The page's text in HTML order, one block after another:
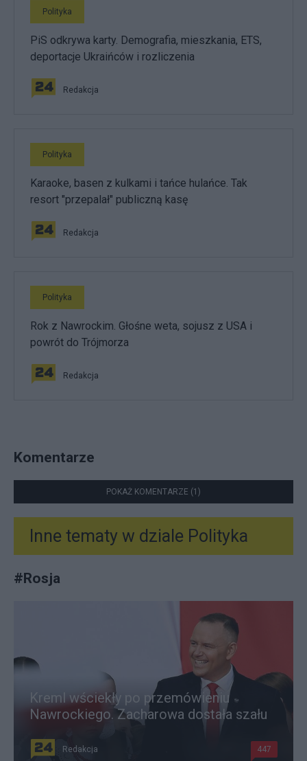
Polityka
PiS odkrywa karty. Demografia, mieszkania, ETS,
deportacje Ukraińców i rozliczenia
Redakcja
Polityka
Karaoke, basen z kulkami i tańce hulańce. Tak
resort "przepalał" publiczną kasę
Redakcja
Polityka
Rok z Nawrockim. Głośne weta, sojusz z USA i
powrót do Trójmorza
Redakcja
Komentarze
POKAŻ KOMENTARZE (1)
Inne tematy w dziale Polityka
#Rosja
Kreml wściekły po przemówieniu
Nawrockiego. Zacharowa dostała szału
Redakcja 447